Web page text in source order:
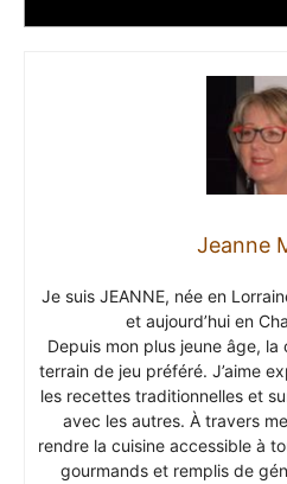
Jeanne
Je suis JEANNE, née en
et aujourd’hui en
Depuis mon plus jeune âge,
terrain de jeu préféré. J’aime
les recettes traditionnelles et
avec les autres. À travers
rendre la cuisine accessible à
gourmands et remplis de